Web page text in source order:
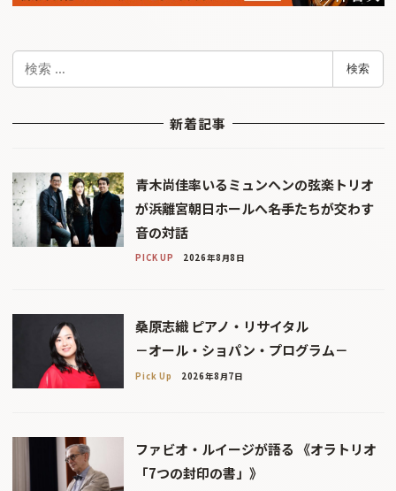
検
検索
新着記事
青木尚佳率いるミュンヘンの弦楽トリオ
が浜離宮朝日ホールへ――名手たちが交わす
音の対話
PICK UP 2026年8月8日
桑原志織 ピアノ・リサイタル
－オール・ショパン・プログラム－
Pick Up 2026年8月7日
ファビオ・ルイージが語る 《オラトリオ
「7つの封印の書」》